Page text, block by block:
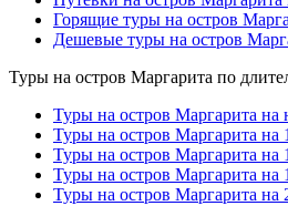
Горящие туры на остров
Дешевые туры на остров
Туры на остров Маргарита по
Туры на остров Маргарита на
Туры на остров Маргарита на
Туры на остров Маргарита на
Туры на остров Маргарита на
Туры на остров Маргарита на